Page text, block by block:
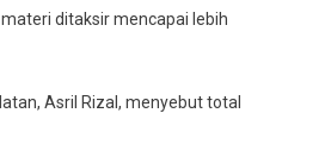
ditaksir mencapai lebih
Asril Rizal, menyebut total